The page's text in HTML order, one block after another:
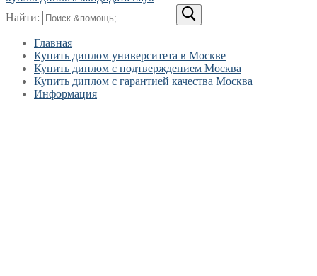
Найти:
Главная
Купить диплом университета в Москве
Купить диплом с подтверждением Москва
Купить диплом с гарантией качества Москва
Информация